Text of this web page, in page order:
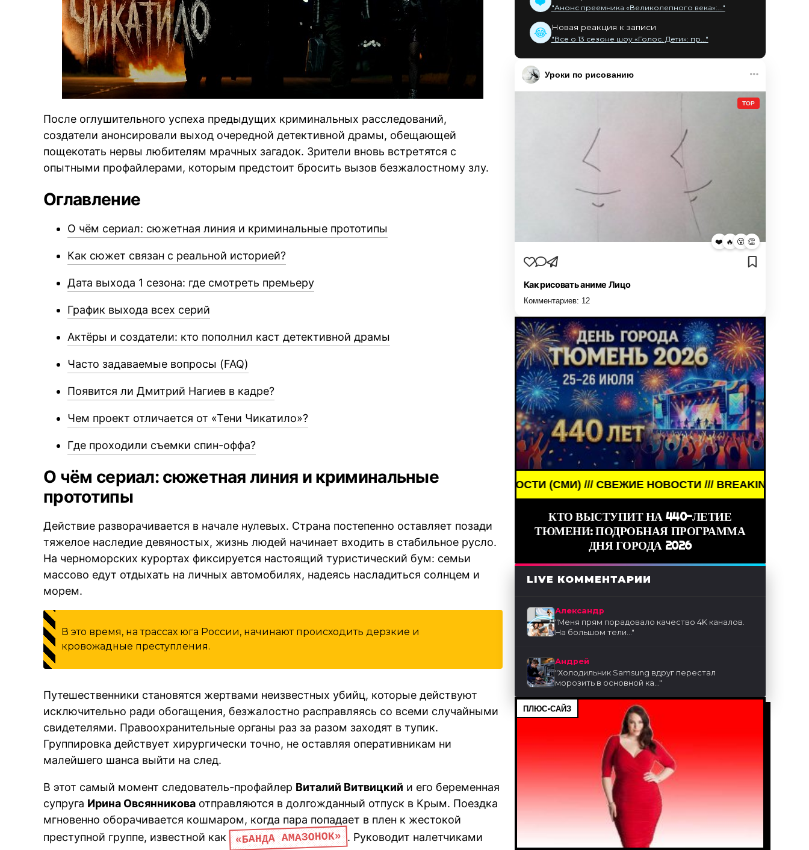
После оглушительного успеха предыдущих криминальных расследований,
создатели анонсировали выход очередной детективной драмы, обещающей
пощекотать нервы любителям мрачных загадок. Зрители вновь встретятся с
опытными профайлерами, которым предстоит бросить вызов безжалостному злу.
Оглавление
О чём сериал: сюжетная линия и криминальные прототипы
Как сюжет связан с реальной историей?
Дата выхода 1 сезона: где смотреть премьеру
График выхода всех серий
Актёры и создатели: кто пополнил каст детективной драмы
Часто задаваемые вопросы (FAQ)
Появится ли Дмитрий Нагиев в кадре?
Чем проект отличается от «Тени Чикатило»?
Где проходили съемки спин-оффа?
О чём сериал: сюжетная линия и криминальные
прототипы
Действие разворачивается в начале нулевых. Страна постепенно оставляет позади
тяжелое наследие девяностых, жизнь людей начинает входить в стабильное русло.
На черноморских курортах фиксируется настоящий туристический бум: семьи
массово едут отдыхать на личных автомобилях, надеясь насладиться солнцем и
морем.
В это время, на трассах юга России, начинают происходить дерзкие и
кровожадные преступления.
Путешественники становятся жертвами неизвестных убийц, которые действуют
исключительно ради обогащения, безжалостно расправляясь со всеми случайными
свидетелями. Правоохранительные органы раз за разом заходят в тупик.
Группировка действует хирургически точно, не оставляя оперативникам ни
малейшего шанса выйти на след.
В этот самый момент следователь-профайлер Виталий Витвицкий и его беременная
супруга Ирина Овсянникова отправляются в долгожданный отпуск в Крым. Поездка
мгновенно оборачивается кошмаром, когда пара попадает в плен к жестокой
преступной группе, известной как «БАНДА АМАЗОНОК» . Руководит налетчиками
"Анонс преемника «Великолепного века»:..."
😂 Новая реакция к записи
"Все о 13 сезоне шоу «Голос. Дети»: пр..."
Уроки по рисованию
TOP
❤️ 🔥 😮 👏
Как рисовать аниме Лицо
Комментариев: 12
BREAKING NEWS /// НОВОСТИ (СМИ) /// СВЕЖИЕ НОВОСТИ /// BREAKING NEWS /// НОВОСТИ
КТО ВЫСТУПИТ НА 440-ЛЕТИЕ
ТЮМЕНИ: ПОДРОБНАЯ ПРОГРАММА
ДНЯ ГОРОДА 2026
LIVE КОММЕНТАРИИ
Александр
"Меня прям порадовало качество 4K каналов.
На большом тели..."
Андрей
"Холодильник Samsung вдруг перестал
морозить в основной ка..."
ПЛЮС-САЙЗ